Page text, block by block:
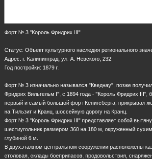
Форт № 3 "Король Фридрих III"
Статус: Объект культурного наследия регионального
Адрес: г. Калининград, ул. А. Невского, 232
Год постройки: 1879 г.
Форт № 3 изначально назывался "Кведнау", позже
Фридрих Вильгельм I", с 1894 года - "Король Фридрих III",
первый и самый большой форт Кенигсберга, прикрывал
на Тильзит и Кранц, шоссейную дорогу на Кранц.
Форт № 3 "Король Фридрих III" представляет собой
шестиугольник размером 360 на 180 м, окруженный
глубиной 6 м.
В двухэтажном центральном сооружении расположены
столовая, склады боеприпасов, продовольствия,